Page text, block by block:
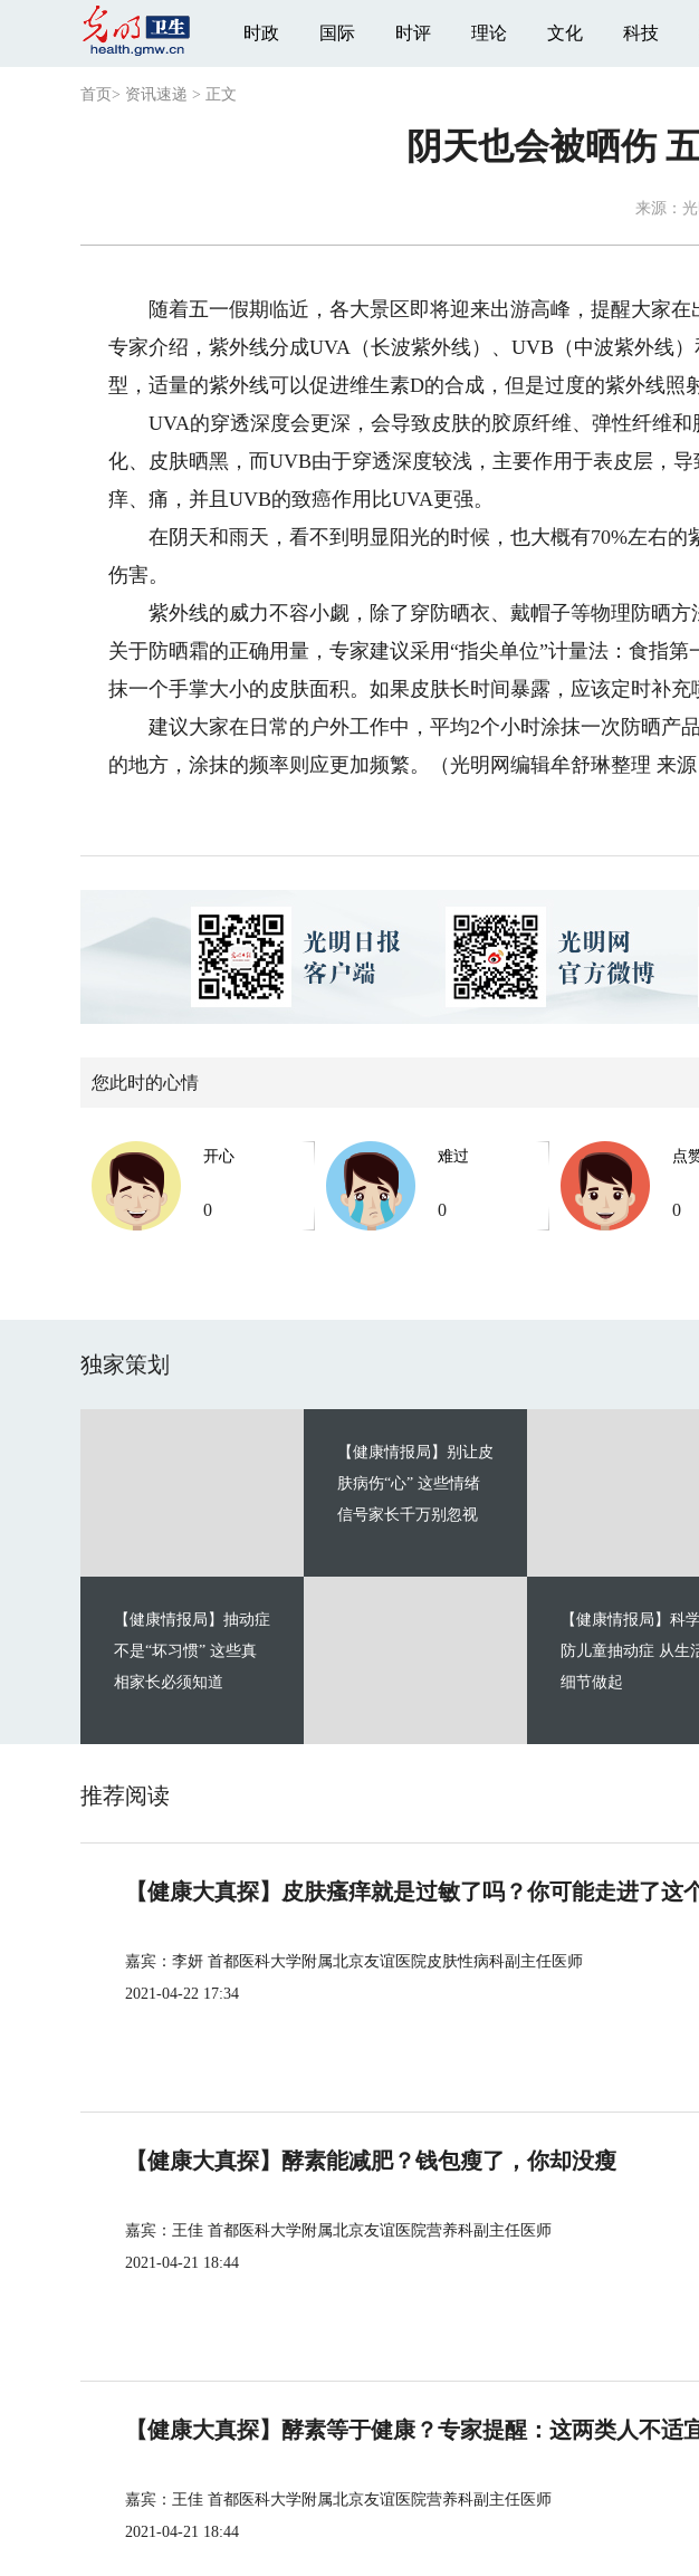
时政 国际 时评 理论 文化 科技
首页 > 资讯速递 > 正文
阴天也会被晒伤
来源：光
随着五一假期临近，各大景区即将迎来出游高峰，提醒大家在
专家介绍，紫外线分成UVA（长波紫外线）、UVB（中波紫外线
型，适量的紫外线可以促进维生素D的合成，但是过度的紫外线照
UVA的穿透深度会更深，会导致皮肤的胶原纤维、弹性纤维和
化、皮肤晒黑，而UVB由于穿透深度较浅，主要作用于表皮层，导
痒、痛，并且UVB的致癌作用比UVA更强。
在阴天和雨天，看不到明显阳光的时候，也大概有70%左右的
伤害。
紫外线的威力不容小觑，除了穿防晒衣、戴帽子等物理防晒方
关于防晒霜的正确用量，专家建议采用“指尖单位”计量法：食指
抹一个手掌大小的皮肤面积。如果皮肤长时间暴露，应该定时补充
建议大家在日常的户外工作中，平均2个小时涂抹一次防晒产
的地方，涂抹的频率则应更加频繁。（光明网编辑牟舒琳整理 来源
您此时的心情
开心
0
难过
0
点
0
独家策划
【健康情报局】别让皮
肤病伤“心” 这些情绪
信号家长千万别忽视
【健康情报局】抽动症
不是“坏习惯” 这些真
相家长必须知道
【健康情报局】科
防儿童抽动症 从生
细节做起
推荐阅读
【健康大真探】皮肤瘙痒就是过敏了吗？你可能走进了这
嘉宾：李妍 首都医科大学附属北京友谊医院皮肤性病科副主任医师
2021-04-22 17:34
【健康大真探】酵素能减肥？钱包瘦了，你却没瘦
嘉宾：王佳 首都医科大学附属北京友谊医院营养科副主任医师
2021-04-21 18:44
【健康大真探】酵素等于健康？专家提醒：这两类人不适
嘉宾：王佳 首都医科大学附属北京友谊医院营养科副主任医师
2021-04-21 18:44